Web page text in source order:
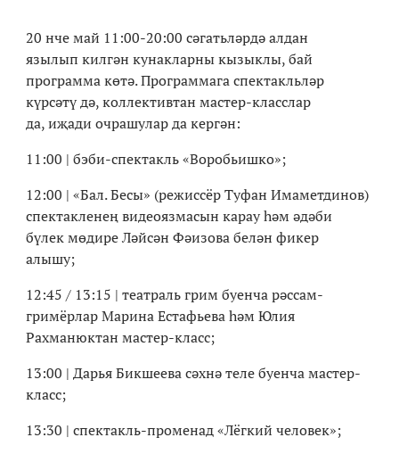
20 нче май 11:00-20:00 сәгатьләрдә алдан
язылып килгән кунакларны кызыклы, бай
программа көтә. Программага спектакльләр
күрсәтү дә, коллективтан мастер-класслар
да, иҗади очрашулар да кергән:
11:00 | бэби-спектакль «Воробьишко»;
12:00 | «Бал. Бесы» (режиссёр Туфан Имаметдинов)
спектакленең видеоязмасын карау һәм әдәби
бүлек мөдире Ләйсән Фәизова белән фикер
алышу;
12:45 / 13:15 | театраль грим буенча рәссам-
гримёрлар Марина Естафьева һәм Юлия
Рахманюктан мастер-класс;
13:00 | Дарья Бикшеева сәхнә теле буенча мастер-
класс;
13:30 | спектакль-променад «Лёгкий человек»;